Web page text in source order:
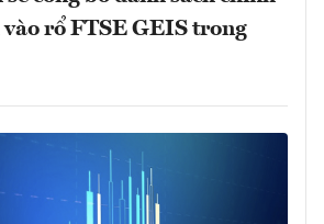
rổ FTSE GEIS trong